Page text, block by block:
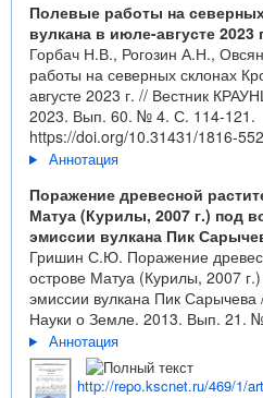
Полевые работы на
вулкана в июле-августе 2023
Горбач Н.В., Рогозин А.Н.,
работы на северных склонах
августе 2023 г. // Вестник
2023. Вып. 60. № 4. С. 114-121.
https://doi.org/10.31431/1816-
Аннотация
Поражение древесной
Матуа (Курилы, 2007 г.) под
эмиссии вулкана Пик
Гришин С.Ю. Поражение
острове Матуа (Курилы, 2007
эмиссии вулкана Пик
Науки о Земле. 2013. Вып. 21.
Аннотация
http://repo.kscnet.ru/469/1/